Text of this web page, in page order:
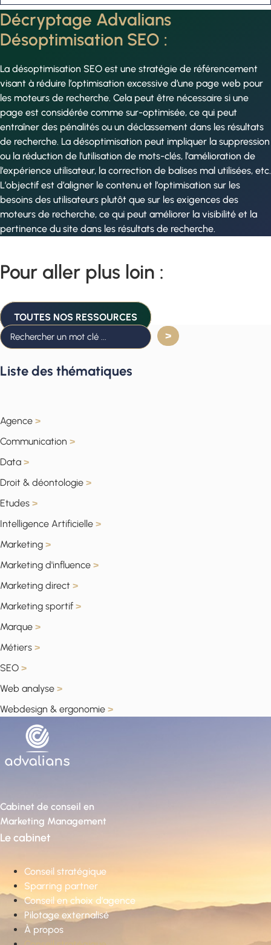
Décryptage Advalians
Désoptimisation SEO :
La désoptimisation SEO est une stratégie de référencement
visant à réduire l’optimisation excessive d’une page web pour
les moteurs de recherche. Cela peut être nécessaire si une
page est considérée comme sur-optimisée, ce qui peut
entraîner des pénalités ou un déclassement dans les résultats
de recherche. La désoptimisation peut impliquer la suppression
ou la réduction de l’utilisation de mots-clés, l’amélioration de
l’expérience utilisateur, la correction de balises mal utilisées, etc.
L’objectif est d’aligner le contenu et l’optimisation sur les
besoins des utilisateurs plutôt que sur les exigences des
moteurs de recherche, ce qui peut améliorer la visibilité et la
pertinence du site dans les résultats de recherche.
Pour aller plus loin :
TOUTES NOS RESSOURCES
Liste des thématiques
Agence >
Communication >
Data >
Droit & déontologie >
Etudes >
Intelligence Artificielle >
Marketing >
Marketing d'influence >
Marketing direct >
Marketing sportif >
Marque >
Métiers >
SEO >
Web analyse >
Webdesign & ergonomie >
Cabinet de conseil en
Marketing Management
Le cabinet
Conseil stratégique
Sparring partner
Conseil en choix d’agence
Pilotage externalisé
À propos